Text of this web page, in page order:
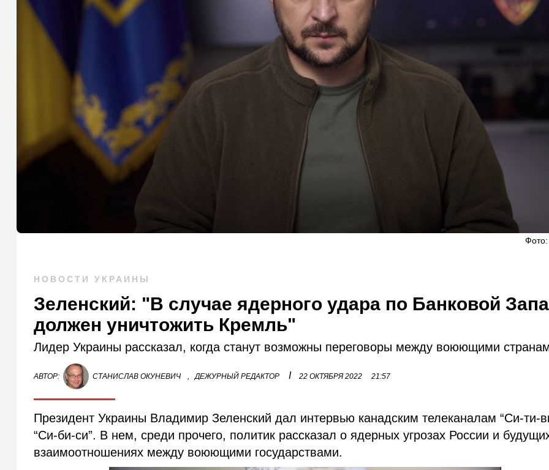
Фото:
НОВОСТИ УКРАИНЫ
Зеленский: "В случае ядерного удара по Банковой
должен уничтожить Кремль"
Лидер Украины рассказал, когда станут возможны переговоры между воюющими
АВТОР: СТАНИСЛАВ ОКУНЕВИЧ , ДЕЖУРНЫЙ РЕДАКТОР I 22 ОКТЯБРЯ 2022 21:57
Президент Украины Владимир Зеленский дал интервью канадским телеканалам “Си-ти-
“Си-би-си”. В нем, среди прочего, политик рассказал о ядерных угрозах России и
взаимоотношениях между воюющими государствами.